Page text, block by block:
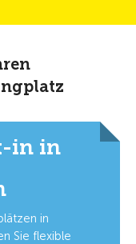
in in
in
Sie flexible